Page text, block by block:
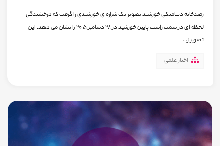
رصدخانه دینامیکی خورشید تصویر یک شراره ی خورشیدی را گرفت که درخشندگی
لحظه ای در سمت راست پایین خورشید در 28 دسامبر 2015 را نشان می دهد. این
تصویر ز...
اخبار علمی